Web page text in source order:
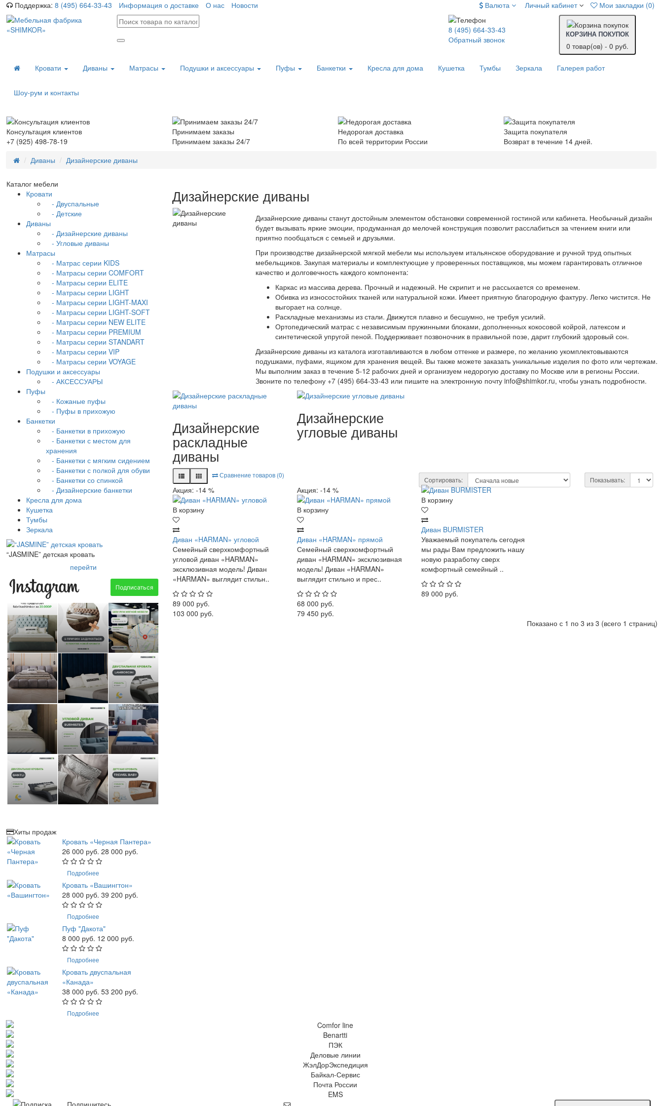
Поддержка: 8 (495) 664-33-43 Информация о доставке О нас Новости Валюта Личный кабинет Мои закладки (0)
8 (495) 664-33-43
Обратный звонок
КОРЗИНА ПОКУПОК
0 товар(ов) - 0 руб.
Кровати Диваны Матрасы Подушки и аксессуары Пуфы Банкетки Кресла для дома Кушетка Тумбы Зеркала Галерея работ
Шоу-рум и контакты
Консультация клиентов
+7 (925) 498-78-19
Принимаем заказы
Принимаем заказы 24/7
Недорогая доставка
По всей территории России
Защита покупателя
Возврат в течение 14 дней.
Диваны
Дизайнерские диваны
Каталог мебели
Кровати
- Двуспальные
- Детские
Диваны
- Дизайнерские диваны
- Угловые диваны
Матрасы
- Матрас серии KIDS
- Матрасы серии COMFORT
- Матрасы серии ELITE
- Матрасы серии LIGHT
- Матрасы серии LIGHT-MAXI
- Матрасы серии LIGHT-SOFT
- Матрасы серии NEW ELITE
- Матрасы серии PREMIUM
- Матрасы серии STANDART
- Матрасы серии VIP
- Матрасы серии VOYAGE
Подушки и аксессуары
- АКСЕССУАРЫ
Пуфы
- Кожаные пуфы
- Пуфы в прихожую
Банкетки
- Банкетки в прихожую
- Банкетки с местом для
хранения
- Банкетки с мягким сидением
- Банкетки с полкой для обуви
- Банкетки со спинкой
- Дизайнерские банкетки
Кресла для дома
Кушетка
Тумбы
Зеркала
“JASMINE” детская кровать
перейти
Хиты продаж
Кровать «Черная Пантера»
26 000 руб. 28 000 руб.
Подробнее
Кровать «Вашингтон»
28 000 руб. 39 200 руб.
Подробнее
Пуф "Дакота"
8 000 руб. 12 000 руб.
Подробнее
Кровать двуспальная
«Канада»
38 000 руб. 53 200 руб.
Подробнее
Дизайнерские диваны
Дизайнерские диваны станут достойным элементом обстановки современной гостиной или кабинета. Необычный дизайн
будет вызывать яркие эмоции, продуманная до мелочей конструкция позволит расслабиться за чтением книги или
приятно пообщаться с семьей и друзьями.
При производстве дизайнерской мягкой мебели мы используем итальянское оборудование и ручной труд опытных
мебельщиков. Закупая материалы и комплектующие у проверенных поставщиков, мы можем гарантировать отличное
качество и долговечность каждого компонента:
Каркас из массива дерева. Прочный и надежный. Не скрипит и не рассыхается со временем.
Обивка из износостойких тканей или натуральной кожи. Имеет приятную благородную фактуру. Легко чистится. Не
выгорает на солнце.
Раскладные механизмы из стали. Движутся плавно и бесшумно, не требуя усилий.
Ортопедический матрас с независимым пружинными блоками, дополненных кокосовой койрой, латексом и
синтетической упругой пеной. Поддерживает позвоночник в правильной позе, дарит глубокий здоровый сон.
Дизайнерские диваны из каталога изготавливаются в любом оттенке и размере, по желанию укомплектовываются
подушками, пуфами, ящиком для хранения вещей. Вы также можете заказать уникальные изделия по фото или чертежам.
Мы выполним заказ в течение 5-12 рабочих дней и организуем недорогую доставку по Москве или в регионы России.
Звоните по телефону +7 (495) 664-33-43 или пишите на электронную почту info@shimkor.ru, чтобы узнать подробности.
Дизайнерские
раскладные
диваны
Дизайнерские
угловые диваны
Сравнение товаров (0)
Сортировать: Показывать:
Акция: -14 %
В корзину
Диван «HARMAN» угловой
Семейный сверхкомфортный
угловой диван «HARMAN»
эксклюзивная модель! Диван
«HARMAN» выглядит стильн..
89 000 руб.
103 000 руб.
Акция: -14 %
В корзину
Диван «HARMAN» прямой
Семейный сверхкомфортный
диван «HARMAN» эксклюзивная
модель! Диван «HARMAN»
выглядит стильно и прес..
68 000 руб.
79 450 руб.
В корзину
Диван BURMISTER
Уважаемый покупатель сегодня
мы рады Вам предложить нашу
новую разработку сверх
комфортный семейный ..
89 000 руб.
Показано с 1 по 3 из 3 (всего 1 страниц)
Подпишитесь